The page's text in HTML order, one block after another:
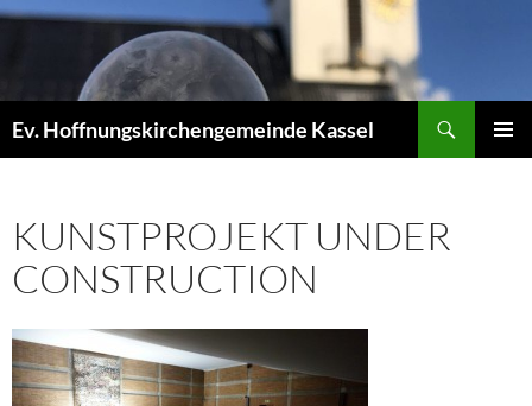
Zum
Ev. Hoffnungskirchengemeinde Kassel
KUNSTPROJEKT UNDER
CONSTRUCTION